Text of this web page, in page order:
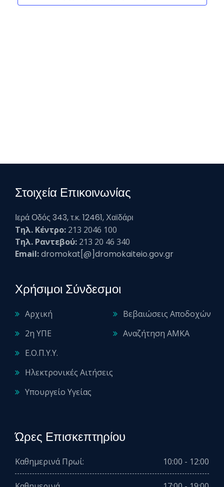
Στοιχεία Επικοινωνίας
Ιερά Οδός 343, τ.κ. 12461, Χαϊδάρι
Τηλ. Κέντρο: 213 2046 100
Τηλ. Ραντεβού: 213 20 46 340
Email:dromokat[@]dromokaiteio.gov.gr
Χρήσιμοι Σύνδεσμοι
Αρχική
2η ΥΠΕ
Ε.Ο.Π.Υ.Υ.
Ηλεκτρονικές Αιτήσεις
Υπουργείο Υγείας
Βεβαιώσεις Αποδοχών
Αναζήτηση ΑΜΚΑ
Ώρες Επισκεπτηρίου
Καθημερινά Πρωί: 10:00 - 12:00